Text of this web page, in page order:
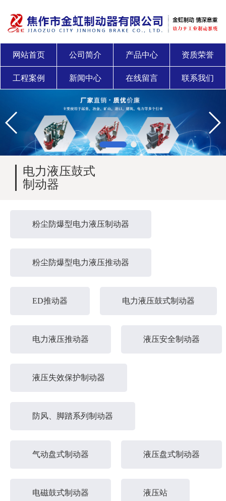
网站首页 公司简介 产品中心 资质荣誉
工程案例 新闻中心 在线留言 联系我们
电力液压鼓式
制动器
粉尘防爆型电力液压制动器
粉尘防爆型电力液压推动器
ED推动器 电力液压鼓式制动器
电力液压推动器 液压安全制动器
液压失效保护制动器
防风、脚踏系列制动器
气动盘式制动器 液压盘式制动器
电磁鼓式制动器 液压站